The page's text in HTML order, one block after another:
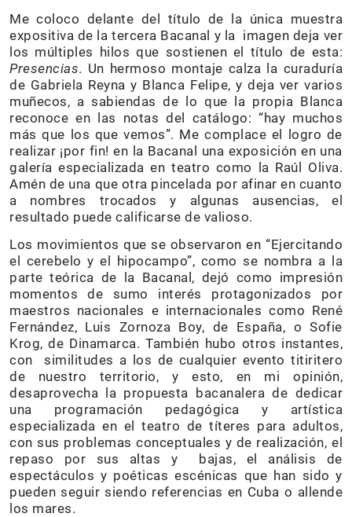
Me coloco delante del título de la única muestra
expositiva de la tercera Bacanal y la imagen deja ver
los múltiples hilos que sostienen el título de esta:
Presencias. Un hermoso montaje calza la curaduría
de Gabriela Reyna y Blanca Felipe, y deja ver varios
muñecos, a sabiendas de lo que la propia Blanca
reconoce en las notas del catálogo: “hay muchos
más que los que vemos”. Me complace el logro de
realizar ¡por fin! en la Bacanal una exposición en una
galería especializada en teatro como la Raúl Oliva.
Amén de una que otra pincelada por afinar en cuanto
a nombres trocados y algunas ausencias, el
resultado puede calificarse de valioso.
Los movimientos que se observaron en “Ejercitando
el cerebelo y el hipocampo”, como se nombra a la
parte teórica de la Bacanal, dejó como impresión
momentos de sumo interés protagonizados por
maestros nacionales e internacionales como René
Fernández, Luis Zornoza Boy, de España, o Sofie
Krog, de Dinamarca. También hubo otros instantes,
con similitudes a los de cualquier evento titiritero
de nuestro territorio, y esto, en mi opinión,
desaprovecha la propuesta bacanalera de dedicar
una programación pedagógica y artística
especializada en el teatro de títeres para adultos,
con sus problemas conceptuales y de realización, el
repaso por sus altas y bajas, el análisis de
espectáculos y poéticas escénicas que han sido y
pueden seguir siendo referencias en Cuba o allende
los mares.